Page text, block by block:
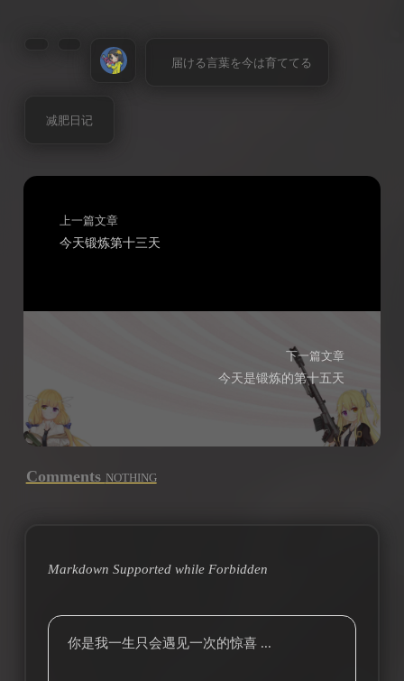
届ける言葉を今は育ててる
减肥日记
上一篇文章
今天锻炼第十三天
下一篇文章
今天是锻炼的第十五天
Comments NOTHING
Markdown Supported while Forbidden
你是我一生只会遇见一次的惊喜 ...